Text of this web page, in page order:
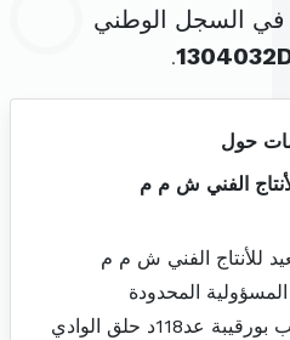
السجل الوطني
.
حول
الفني ش م م
للأنتاج الفني ش م م
المحدودة
عد118د حلق الوادي